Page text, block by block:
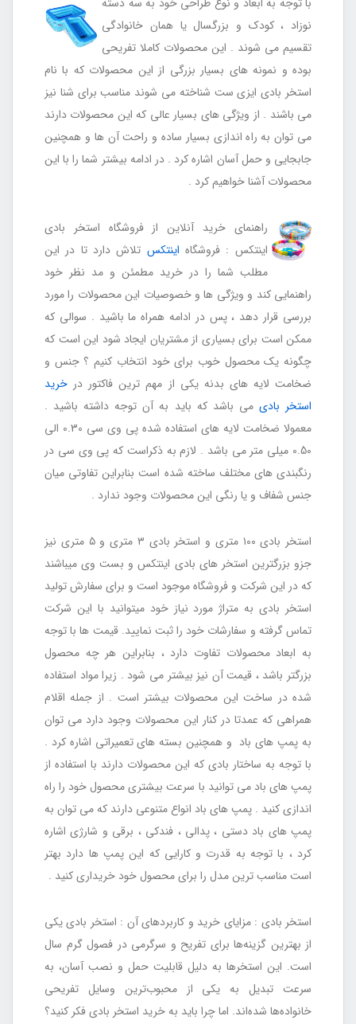
نوزاد ، کودک و بزرگسال یا همان خانوادگی
تقسیم می شوند . این محصولات کاملا تفریحی
بوده و نمونه های بسیار بزرگی از این محصولات که با نام
استخر بادی ایزی ست شناخته می شوند مناسب برای شنا نیز
می باشند . از ویژگی های بسیار عالی که این محصولات دارند
می توان به راه اندازی بسیار ساده و راحت آن ها و همچنین
جابجایی و حمل آسان اشاره کرد . در ادامه بیشتر شما را با این
محصولات آشنا خواهیم کرد .
راهنمای خرید آنلاین از فروشگاه استخر بادی
اینتکس : فروشگاه اینتکس تلاش دارد تا در این
مطلب شما را در خرید مطمئن و مد نظر خود
راهنمایی کند و ویژگی ها و خصوصیات این محصولات را مورد
بررسی قرار دهد ، پس در ادامه همراه ما باشید . سوالی که
ممکن است برای بسیاری از مشتریان ایجاد شود این است که
چگونه یک محصول خوب برای خود انتخاب کنیم ؟ جنس و
ضخامت لایه های بدنه یکی از مهم ترین فاکتور در خرید
استخر بادی می باشد که باید به آن توجه داشته باشید .
معمولا ضخامت لایه های استفاده شده پی وی سی 0.30 الی
0.50 میلی متر می باشد . لازم به ذکراست که پی وی سی در
رنگبندی های مختلف ساخته شده است بنابراین تفاوتی میان
جنس شفاف و یا رنگی این محصولات وجود ندارد .
استخر بادی ۱۰۰ متری و استخر بادی ۳ متری و ۵ متری نیز
جزو بزرگترین استخر های بادی اینتکس و بست وی میباشند
که در این شرکت و فروشگاه موجود است و برای سفارش تولید
استخر بادی به متراژ مورد نیاز خود میتوانید با این شرکت
تماس گرفته و سفارشات خود را ثبت نمایید.قیمت ها با توجه
به ابعاد محصولات تفاوت دارد ، بنابراین هر چه محصول
بزرگتر باشد ، قیمت آن نیز بیشتر می شود . زیرا مواد استفاده
شده در ساخت این محصولات بیشتر است . از جمله اقلام
همراهی که عمدتا در کنار این محصولات وجود دارد می توان
به پمپ های باد و همچنین بسته های تعمیراتی اشاره کرد .
با توجه به ساختار بادی که این محصولات دارند با استفاده از
پمپ های باد می توانید با سرعت بیشتری محصول خود را راه
اندازی کنید . پمپ های باد انواع متنوعی دارند که می توان به
پمپ های باد دستی ، پدالی ، فندکی ، برقی و شارژی اشاره
کرد ، با توجه به قدرت و کارایی که این پمپ ها دارد بهتر
است مناسب ترین مدل را برای محصول خود خریداری کنید .
استخر بادی : مزایای خرید و کاربردهای آن : استخر بادی یکی
از بهترین گزینه‌ها برای تفریح و سرگرمی در فصول گرم سال
است. این استخرها به دلیل قابلیت حمل و نصب آسان، به
سرعت تبدیل به یکی از محبوب‌ترین وسایل تفریحی
خانواده‌ها شده‌اند. اما چرا باید به خرید استخر بادی فکر کنید؟